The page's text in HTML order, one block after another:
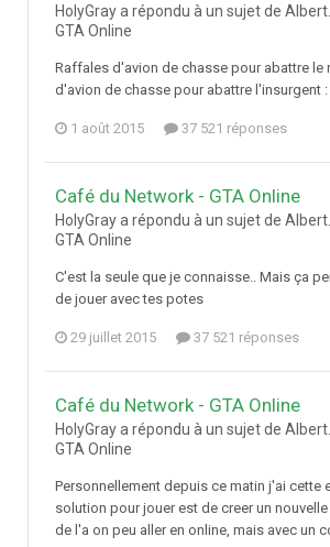
HolyGray a répondu à un sujet de
GTA Online
Raffales d'avion de chasse pour abattre le
d'avion de chasse pour abattre l'insurgent
1 août 2015 37 521 réponses
Café du Network - GTA Online
HolyGray a répondu à un sujet de
GTA Online
C'est la seule que je connaisse.. Mais ça
de jouer avec tes potes
29 juillet 2015 37 521 réponses
Café du Network - GTA Online
HolyGray a répondu à un sujet de
GTA Online
Personnellement depuis ce matin j'ai cette
solution pour jouer est de creer un
de l'a on peu aller en online, mais avec un